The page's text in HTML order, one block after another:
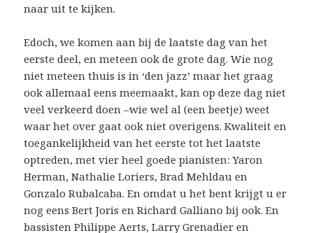
naar uit te kijken.
Edoch, we komen aan bij de laatste dag van het
eerste deel, en meteen ook de grote dag. Wie nog
niet meteen thuis is in ‘den jazz’ maar het graag
ook allemaal eens meemaakt, kan op deze dag niet
veel verkeerd doen –wie wel al (een beetje) weet
waar het over gaat ook niet overigens. Kwaliteit en
toegankelijkheid van het eerste tot het laatste
optreden, met vier heel goede pianisten: Yaron
Herman, Nathalie Loriers, Brad Mehldau en
Gonzalo Rubalcaba. En omdat u het bent krijgt u er
nog eens Bert Joris en Richard Galliano bij ook. En
bassisten Philippe Aerts, Larry Grenadier en